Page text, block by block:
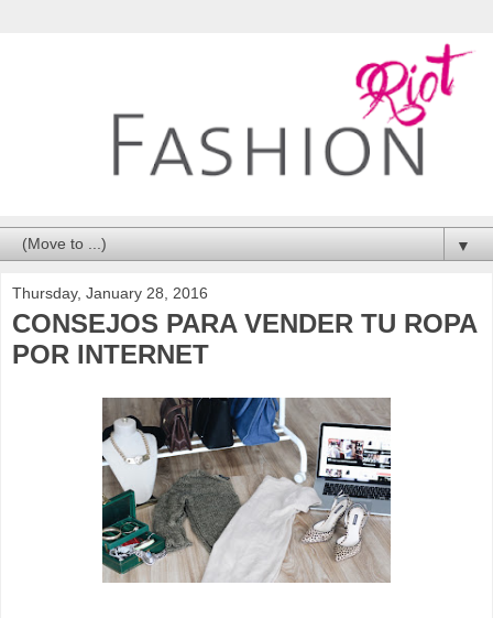
▼
Thursday, January 28, 2016
CONSEJOS PARA VENDER TU ROPA
POR INTERNET